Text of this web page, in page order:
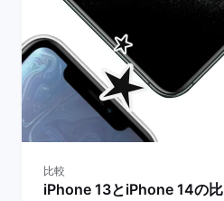
比較
iPhone 13とiPhone 14の比